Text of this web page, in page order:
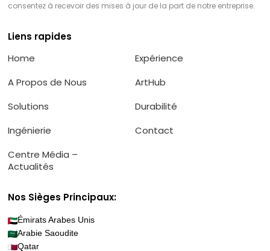
consentez à recevoir des mises à jour de la part de notre entreprise.
Liens rapides
Home
A Propos de Nous
Solutions
Ingénierie
Centre Média –
Actualités
Expérience
ArtHub
Durabilité
Contact
Nos Sièges Principaux:
Émirats Arabes Unis
Arabie Saoudite
Qatar